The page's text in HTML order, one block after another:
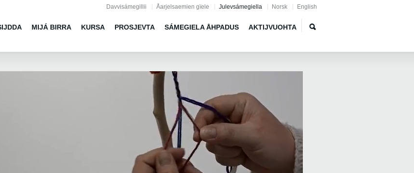
Jump to navigationDavvisámegillii Åarjelsaemien gïele Julevsámegiella Norsk English
MIJÁ BIRRA KURSA PROSJEVTA SÁMEGIELA ÅHPADUS AKTIJVUOHTA